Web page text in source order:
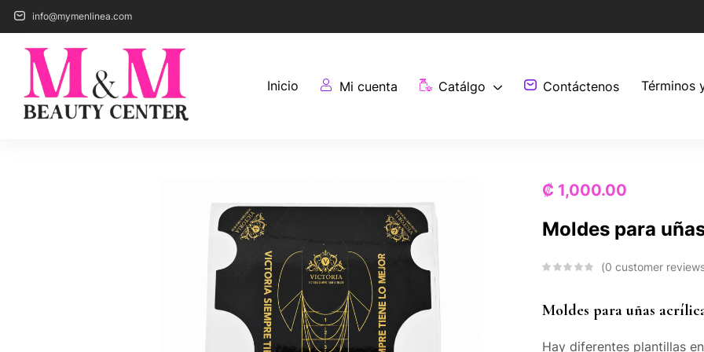
info@mymenlinea.com
Inicio Mi cuenta Catálgo Contáctenos Términos
₡ 1,000.00
Moldes para
0 customer
Moldes para uñas
Hay diferentes plantillas